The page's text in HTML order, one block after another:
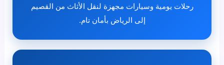
رحلات يومية وسيارات مجهزة لنقل الأثاث من القصيم
إلى الرياض بأمان تام.